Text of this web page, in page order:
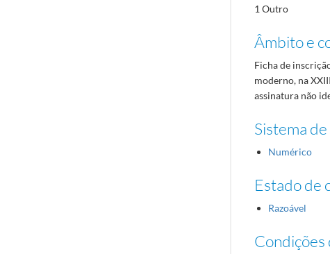
1 Outro
Âmbito e
Ficha de
moderno, na
assinatura não
Sistema
Numérico
Estado de
Razoável
Condições